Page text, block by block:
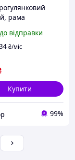
рама
дощовик,
дитяча, для дітей
відправки
₴/міс
Купити
99%